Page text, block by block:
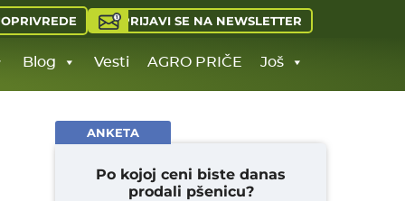
PRIJAVI SE NA NEWSLETTER
Blog Vesti AGRO PRIČE Još
ANKETA
Po kojoj ceni biste danas
prodali pšenicu?